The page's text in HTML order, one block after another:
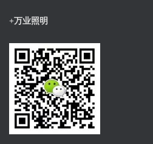
+万业照明